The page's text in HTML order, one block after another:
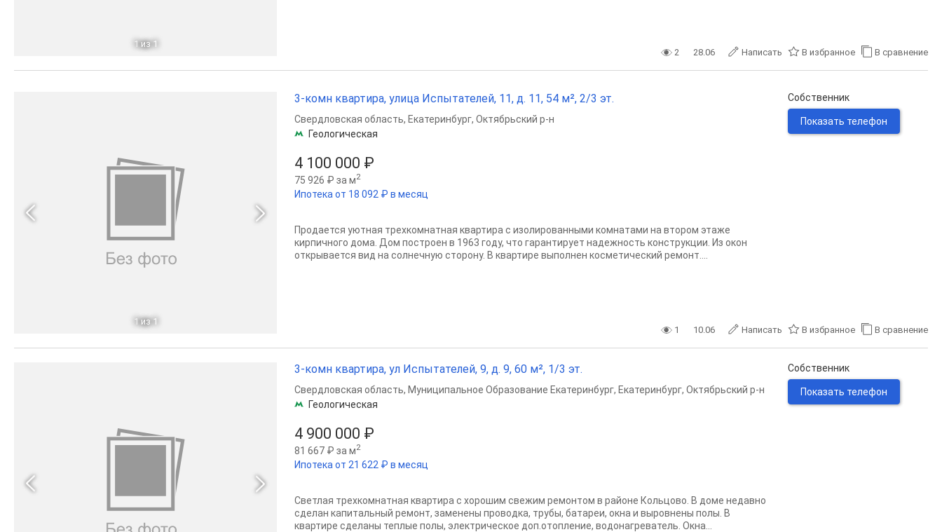
1 из 1
2 28.06 Написать В избранное В сравнение
1 из 1
3-комн квартира, улица Испытателей, 11, д. 11, 54 м², 2/3 эт.
4 100 000 ₽
75 926 ₽ за м2
Ипотека от 18 092 ₽ в месяц
Свердловская область, Екатеринбург, Октябрьский р-н
Геологическая
Продается уютная трехкомнатная квартира с изолированными комнатами на втором этаже
кирпичного дома. Дом построен в 1963 году, что гарантирует надежность конструкции. Из окон
открывается вид на солнечную сторону. В квартире выполнен косметический ремонт....
Собственник
Показать телефон
1 10.06 Написать В избранное В сравнение
3-комн квартира, ул Испытателей, 9, д. 9, 60 м², 1/3 эт.
4 900 000 ₽
81 667 ₽ за м2
Ипотека от 21 622 ₽ в месяц
Свердловская область, Муниципальное Образование Екатеринбург, Екатеринбург, Октябрьский р-н
Геологическая
Светлая трехкомнатная квартира с хорошим свежим ремонтом в районе Кольцово. В доме недавно
сделан капитальный ремонт, заменены проводка, трубы, батареи, окна и выровнены полы. В
квартире сделаны теплые полы, электрическое доп.отопление, водонагреватель. Окна...
Собственник
Показать телефон